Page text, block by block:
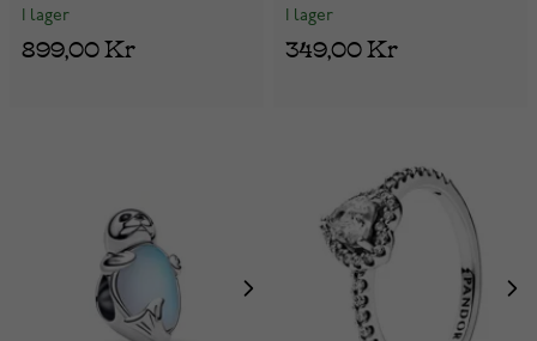
I lager
899,00 Kr
I lager
349,00 Kr